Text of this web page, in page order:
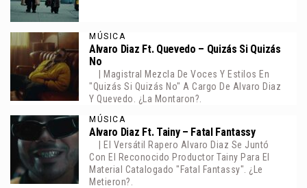
MÚSICA
Alvaro Diaz Ft. Quevedo – Quizás Si Quizás
No
| Magistral Mezcla De Voces Y Estilos En
"Quizás Si Quizás No" A Cargo De Alvaro Diaz
Y Quevedo. ¿La Montaron?.
MÚSICA
Alvaro Diaz Ft. Tainy – Fatal Fantassy
| El Versátil Rapero Alvaro Diaz Se Juntó
Con El Reconocido Productor Tainy Para El
Material Catalogado "Fatal Fantassy". ¿Le
Metieron?.